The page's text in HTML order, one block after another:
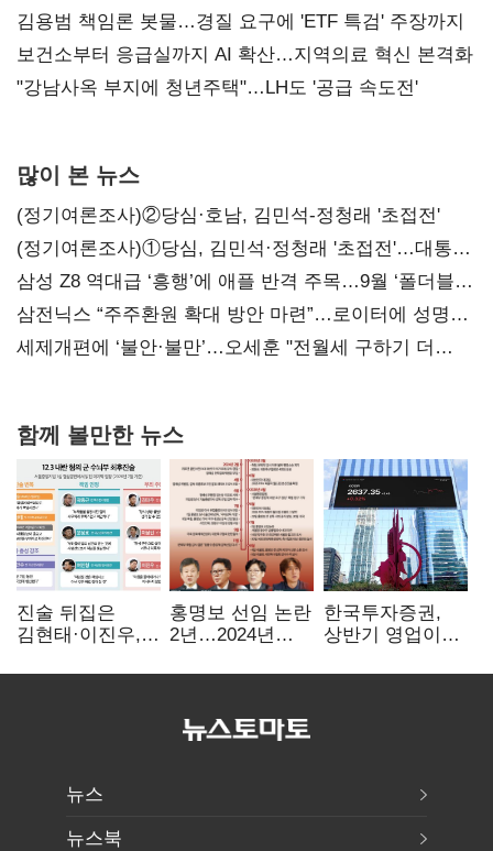
김용범 책임론 봇물…경질 요구에 'ETF 특검' 주장까지
보건소부터 응급실까지 AI 확산…지역의료 혁신 본격화
"강남사옥 부지에 청년주택"…LH도 '공급 속도전'
많이 본 뉴스
(정기여론조사)②당심·호남, 김민석-정청래 '초접전'
(정기여론조사)①당심, 김민석·정청래 '초접전'…대통령
지지도 '50% 아래로'(종합)
삼성 Z8 역대급 ‘흥행’에 애플 반격 주목…9월 ‘폴더블
대전’
삼전닉스 “주주환원 확대 방안 마련”…로이터에 성명
보내
세제개편에 ‘불안·불만’…오세훈 "전월세 구하기 더
함께 볼만한 뉴스
진술 뒤집은
김현태·이진우,
헌신"…법정서
홍명보 선임 논란
2년…2024년
압색까지
한국투자증권,
상반기 영업이익
전년비 89.1%↑
뉴스
뉴스북